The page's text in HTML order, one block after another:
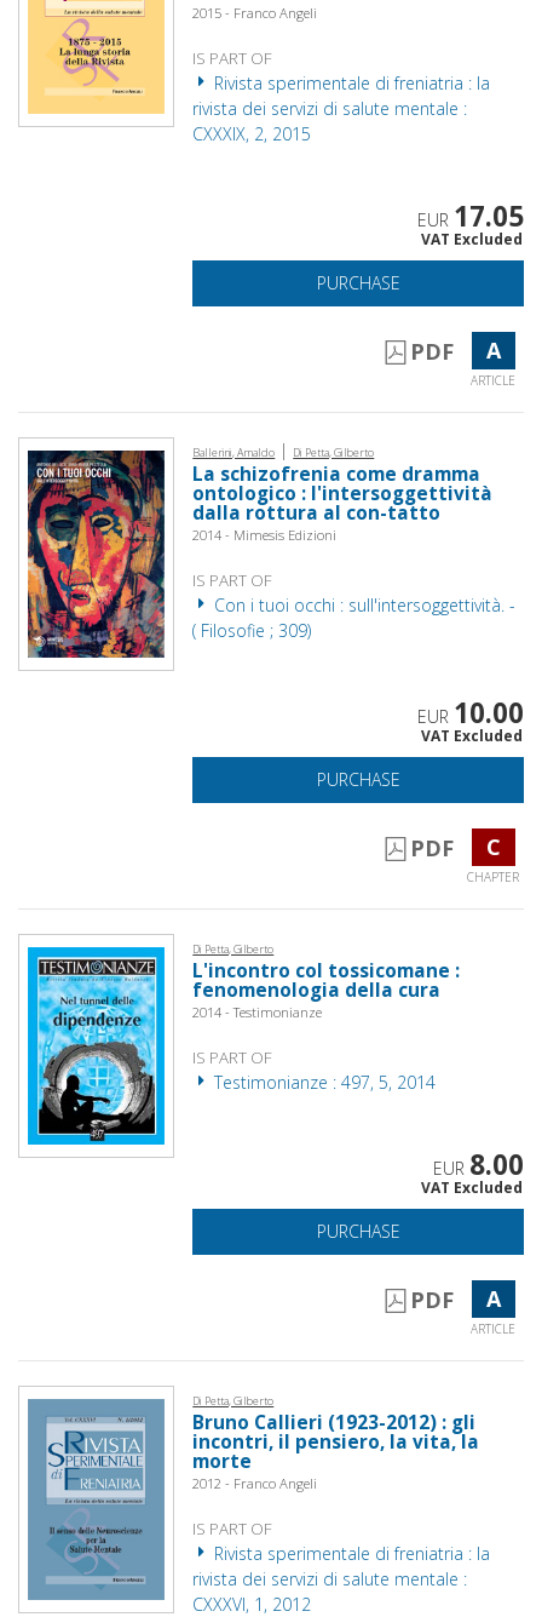
2015 - Franco Angeli
IS PART OF
Rivista sperimentale di freniatria : la
rivista dei servizi di salute mentale :
CXXXIX, 2, 2015
EUR 17.05
VAT Excluded
PURCHASE
PDF A
ARTICLE
Ballerini, Arnaldo | Di Petta, Gilberto
La schizofrenia come dramma
ontologico : l'intersoggettività
dalla rottura al con-tatto
2014 - Mimesis Edizioni
IS PART OF
Con i tuoi occhi : sull'intersoggettività. -
( Filosofie ; 309)
EUR 10.00
VAT Excluded
PURCHASE
PDF C
CHAPTER
Di Petta, Gilberto
L'incontro col tossicomane :
fenomenologia della cura
2014 - Testimonianze
IS PART OF
Testimonianze : 497, 5, 2014
EUR 8.00
VAT Excluded
PURCHASE
PDF A
ARTICLE
Di Petta, Gilberto
Bruno Callieri (1923-2012) : gli
incontri, il pensiero, la vita, la
morte
2012 - Franco Angeli
IS PART OF
Rivista sperimentale di freniatria : la
rivista dei servizi di salute mentale :
CXXXVI, 1, 2012